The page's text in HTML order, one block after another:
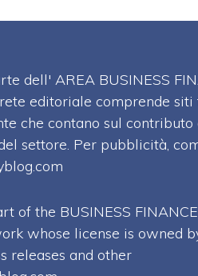
dell' AREA BUSINESS
editoriale comprende
che contano sul contributo
settore. Per pubblicità,
of the BUSINESS
whose license is owned
releases and other